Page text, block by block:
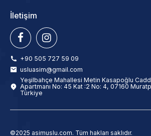
İletişim
+90 505 727 59 09
usluasim@gmail.com
Yeşilbahçe Mahallesi Metin Kasapoğlu
Apartmanı No: 45 Kat :2 No: 4, 07160
Türkiye
©2025 asimuslu.com. Tüm hakları saklıdır.